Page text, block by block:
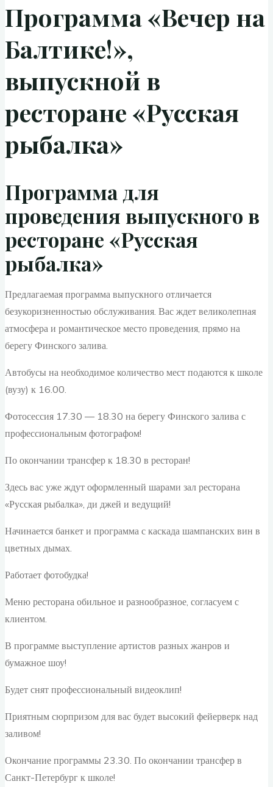
Программа «Вечер на
Балтике!»,
выпускной в
ресторане «Русская
рыбалка»
Программа для
проведения выпускного в
ресторане «Русская
рыбалка»
Предлагаемая программа выпускного отличается
безукоризненностью обслуживания. Вас ждет великолепная
атмосфера и романтическое место проведения, прямо на
берегу Финского залива.
Автобусы на необходимое количество мест подаются к школе
(вузу) к 16.00.
Фотосессия 17.30 — 18.30 на берегу Финского залива с
профессиональным фотографом!
По окончании трансфер к 18.30 в ресторан!
Здесь вас уже ждут оформленный шарами зал ресторана
«Русская рыбалка», ди джей и ведущий!
Начинается банкет и программа с каскада шампанских вин в
цветных дымах.
Работает фотобудка!
Меню ресторана обильное и разнообразное, согласуем с
клиентом.
В программе выступление артистов разных жанров и
бумажное шоу!
Будет снят профессиональный видеоклип!
Приятным сюрпризом для вас будет высокий фейерверк над
заливом!
Окончание программы 23.30. По окончании трансфер в
Санкт-Петербург к школе!